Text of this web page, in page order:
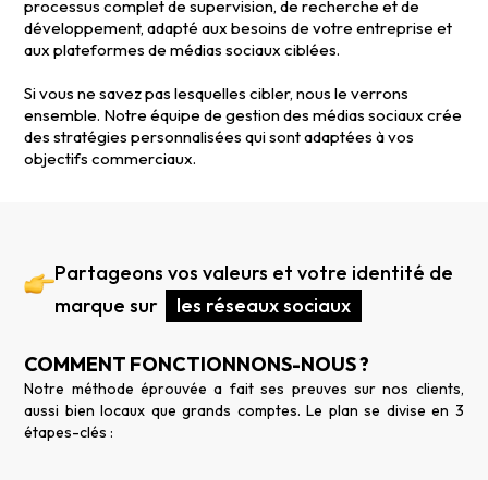
processus complet de supervision, de recherche et de
développement, adapté aux besoins de votre entreprise et
aux plateformes de médias sociaux ciblées.
Si vous ne savez pas lesquelles cibler, nous le verrons
ensemble. Notre équipe de gestion des médias sociaux crée
des stratégies personnalisées qui sont adaptées à vos
objectifs commerciaux.
Partageons vos valeurs et votre identité de
marque sur
les réseaux sociaux
COMMENT FONCTIONNONS-NOUS ?
Notre méthode éprouvée a fait ses preuves sur nos clients,
aussi bien locaux que grands comptes. Le plan se divise en 3
étapes-clés :